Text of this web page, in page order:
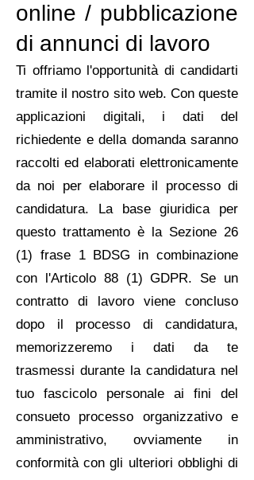
online / pubblicazione
di annunci di lavoro
Ti offriamo l'opportunità di candidarti
tramite il nostro sito web. Con queste
applicazioni digitali, i dati del
richiedente e della domanda saranno
raccolti ed elaborati elettronicamente
da noi per elaborare il processo di
candidatura. La base giuridica per
questo trattamento è la Sezione 26
(1) frase 1 BDSG in combinazione
con l'Articolo 88 (1) GDPR. Se un
contratto di lavoro viene concluso
dopo il processo di candidatura,
memorizzeremo i dati da te
trasmessi durante la candidatura nel
tuo fascicolo personale ai fini del
consueto processo organizzativo e
amministrativo, ovviamente in
conformità con gli ulteriori obblighi di